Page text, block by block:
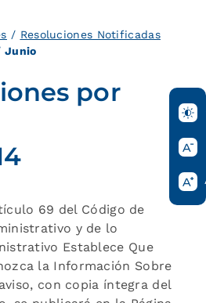
/ Resoluciones Notificadas
Junio
por
69 del Código de
y de lo
Establece Que
la Información Sobre
con copia íntegra del